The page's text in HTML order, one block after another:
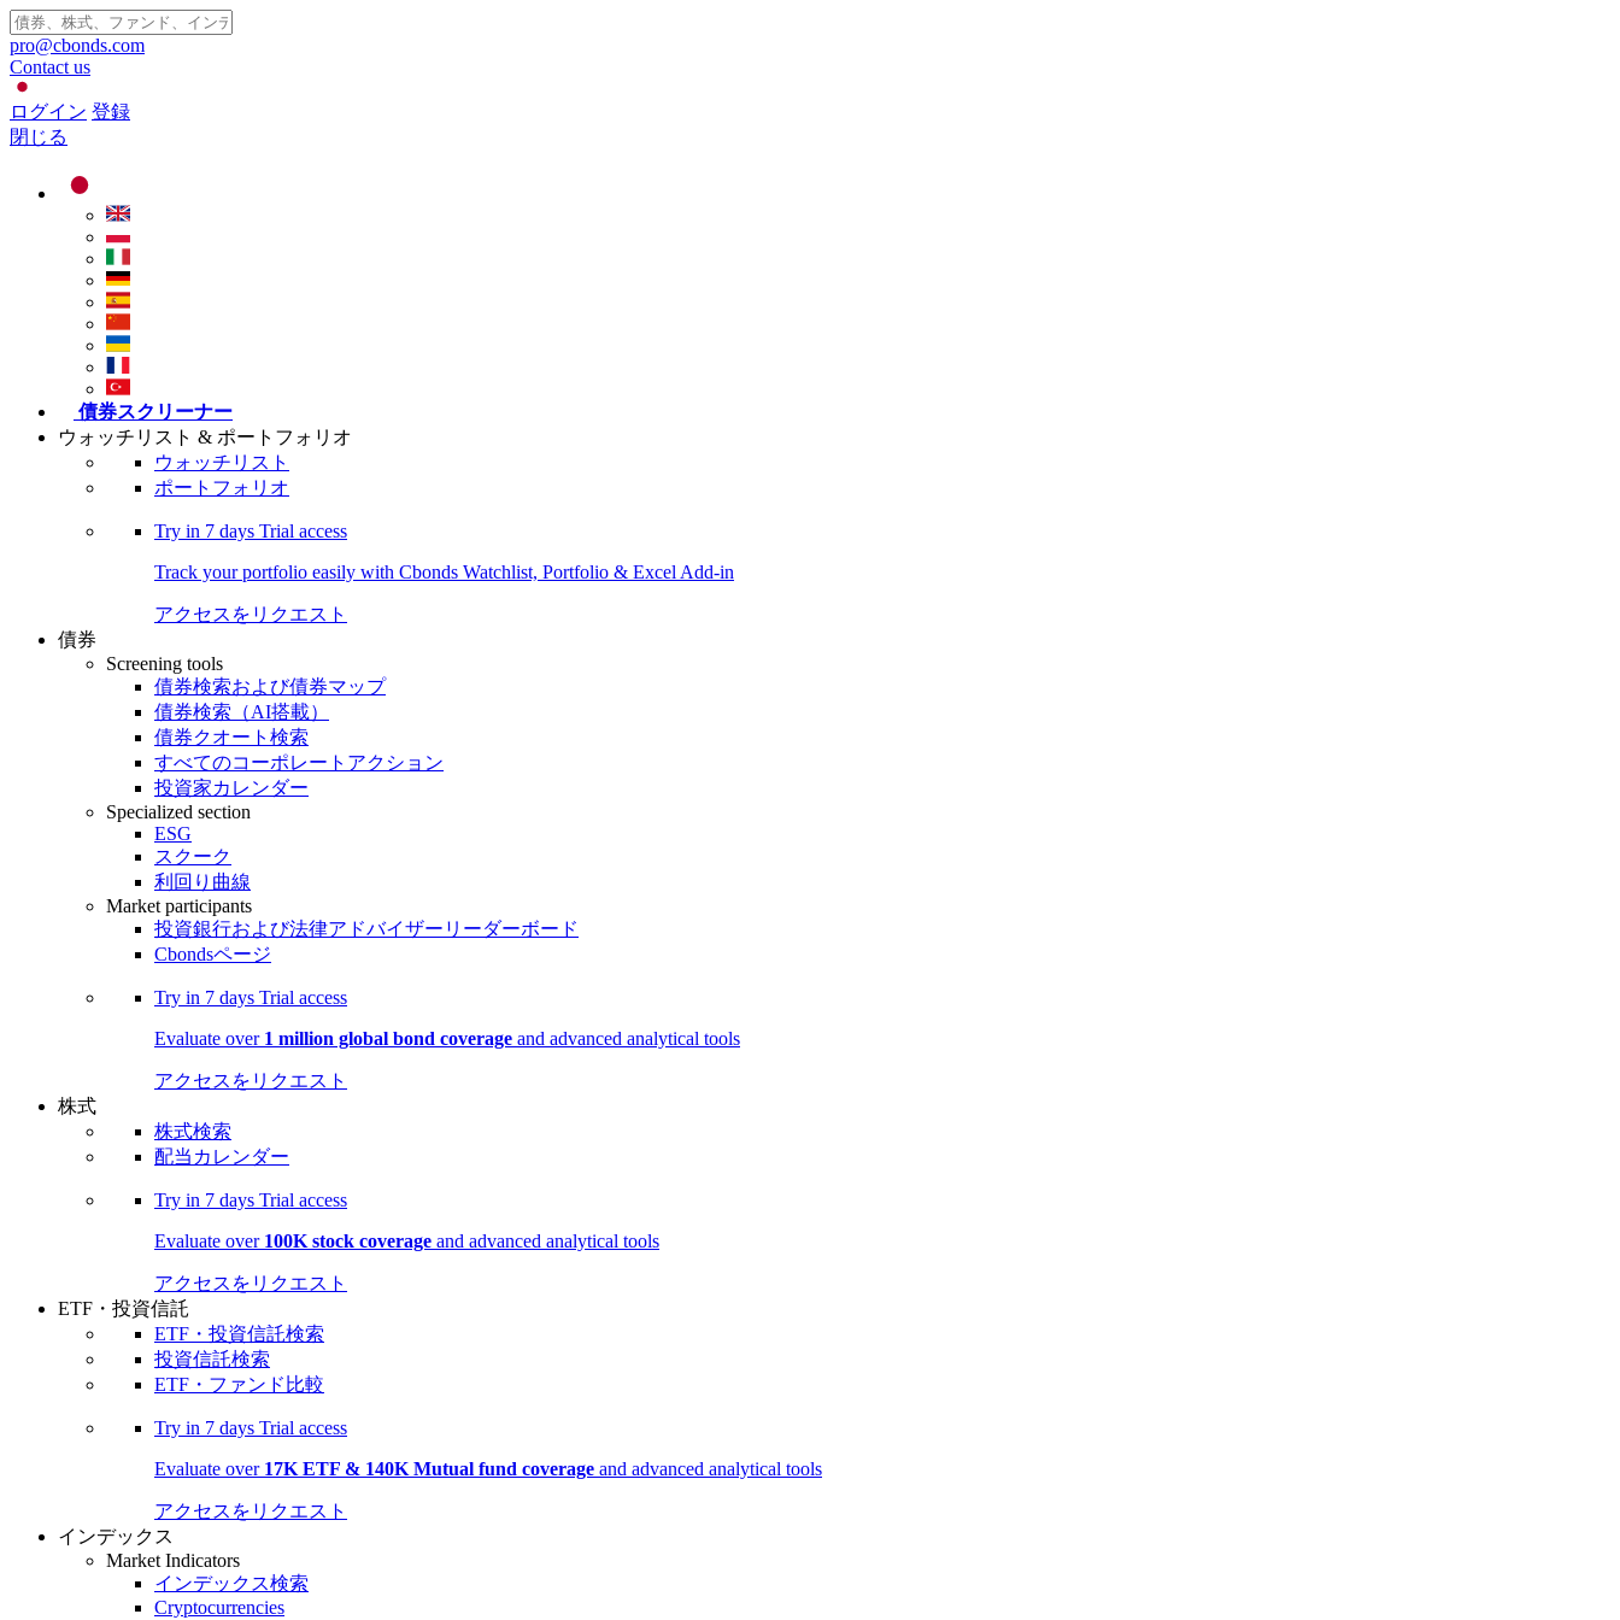
pro@cbonds.com
Contact us
ログイン 登録
閉じる
債券スクリーナー
ウォッチリスト & ポートフォリオ
ウォッチリスト
ポートフォリオ
Try in 7 days Trial access
Track your portfolio easily with Cbonds Watchlist, Portfolio & Excel Add-in
アクセスをリクエスト
債券
Screening tools
債券検索および債券マップ
債券検索（AI搭載）
債券クオート検索
すべてのコーポレートアクション
投資家カレンダー
Specialized section
ESG
スクーク
利回り曲線
Market participants
投資銀行および法律アドバイザーリーダーボード
Cbondsページ
Try in 7 days Trial access
Evaluate over 1 million global bond coverage and advanced analytical tools
アクセスをリクエスト
株式
株式検索
配当カレンダー
Try in 7 days Trial access
Evaluate over 100K stock coverage and advanced analytical tools
アクセスをリクエスト
ETF・投資信託
ETF・投資信託検索
投資信託検索
ETF・ファンド比較
Try in 7 days Trial access
Evaluate over 17K ETF & 140K Mutual fund coverage and advanced analytical tools
アクセスをリクエスト
インデックス
Market Indicators
インデックス検索
Cryptocurrencies